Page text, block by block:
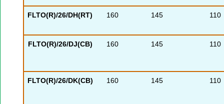
FLTO(R)/26/DH(RT) 160 145 110
FLTO(R)/26/DJ(CB) 160 145 110
FLTO(R)/26/DK(CB) 160 145 110